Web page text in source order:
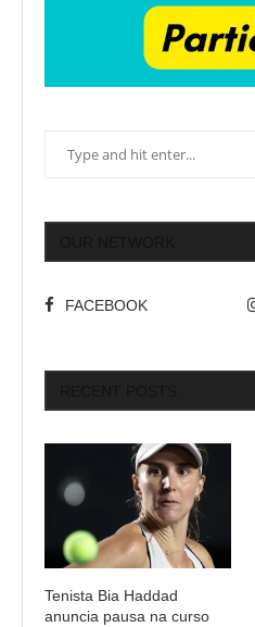
FACEBOOK
Tenista Bia Haddad
anuncia pausa na curso